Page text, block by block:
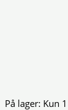
På lager: Kun